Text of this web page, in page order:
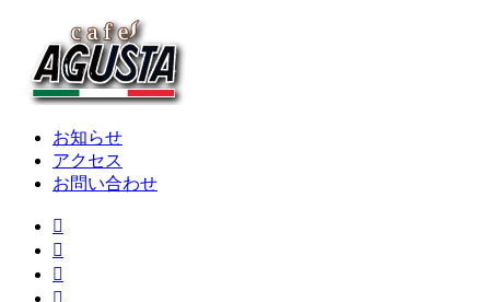
お知らせ
アクセス
お問い合わせ